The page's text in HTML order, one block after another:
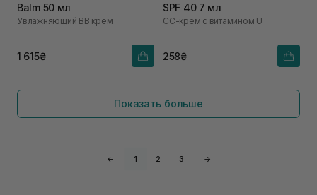
Balm 50 мл
Увлажняющий ВВ крем
1 615₴
SPF 40 7 мл
СС-крем с витамином U
258₴
Показать больше
← 1 2 3 →